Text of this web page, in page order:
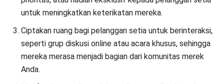
Integration to marketplaces:Integrasi software
dengan platform marketplace terkemuka di Indonesia
seperti Tokopedia, Lazada, dan Shopee.
Automated promotion management:Sistem secara
otomatis menerapkan promosi yang relevan
berdasarkan item-item yang ada di keranjang belanja